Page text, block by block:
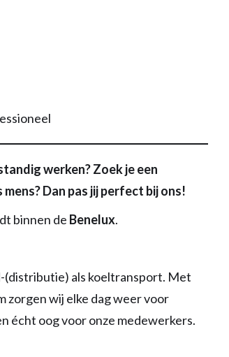
werken? Zoek je een
Dan pas jij perfect bij ons!
binnen de Benelux.
(distributie) als koeltransport. Met
zorgen wij elke dag weer voor
écht oog voor onze medewerkers.